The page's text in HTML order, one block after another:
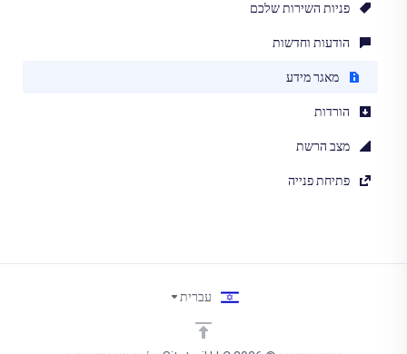
פניות השירות שלכם
הודעות וחדשות
מאגר מידע
הורדות
מצב הרשת
פתיחת פנייה
עברית